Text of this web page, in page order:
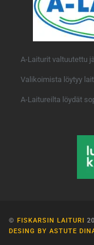
A-Laiturit valtuutettu
Valikoimista löytyy
A-Laitureilta löydät
© FISKARSIN LAITURI
DESING BY ASTUTE